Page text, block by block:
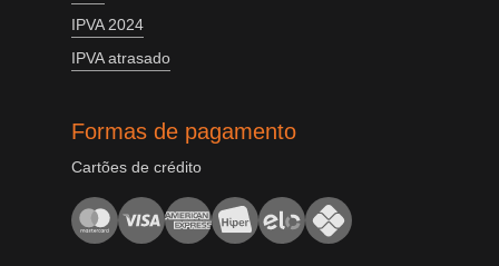
IPVA 2024
IPVA atrasado
Formas de pagamento
Cartões de crédito